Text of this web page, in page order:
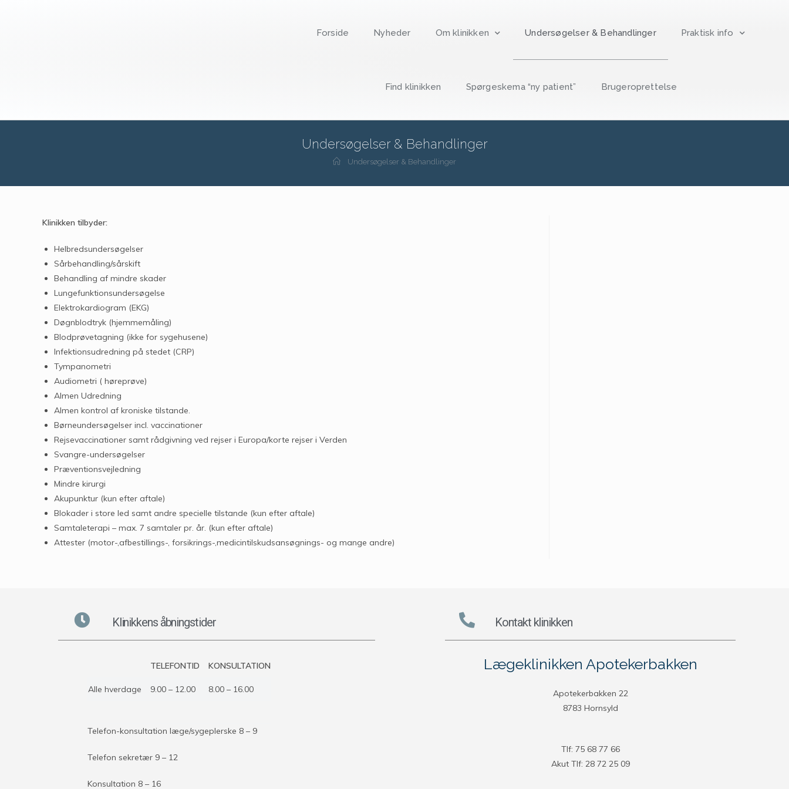
Forside Nyheder Om klinikken Undersøgelser & Behandlinger Praktisk info
Find klinikken Spørgeskema “ny patient” Brugeroprettelse
Undersøgelser & Behandlinger
Undersøgelser & Behandlinger
Klinikken tilbyder:
Helbredsundersøgelser
Sårbehandling/sårskift
Behandling af mindre skader
Lungefunktionsundersøgelse
Elektrokardiogram (EKG)
Døgnblodtryk (hjemmemåling)
Blodprøvetagning (ikke for sygehusene)
Infektionsudredning på stedet (CRP)
Tympanometri
Audiometri ( høreprøve)
Almen Udredning
Almen kontrol af kroniske tilstande.
Børneundersøgelser incl. vaccinationer
Rejsevaccinationer samt rådgivning ved rejser i Europa/korte rejser i Verden
Svangre-undersøgelser
Præventionsvejledning
Mindre kirurgi
Akupunktur (kun efter aftale)
Blokader i store led samt andre specielle tilstande (kun efter aftale)
Samtaleterapi – max. 7 samtaler pr. år. (kun efter aftale)
Attester (motor-,afbestillings-, forsikrings-,medicintilskudsansøgnings- og mange andre)
Klinikkens åbningstider
TELEFONTID KONSULTATION
Alle hverdage 9.00 – 12.00 8.00 – 16.00
Telefon-konsultation læge/sygeplerske 8 – 9
Telefon sekretær 9 – 12
Konsultation 8 – 16
Kontakt klinikken
Lægeklinikken Apotekerbakken
Apotekerbakken 22
8783 Hornsyld
Tlf: 75 68 77 66
Akut Tlf: 28 72 25 09